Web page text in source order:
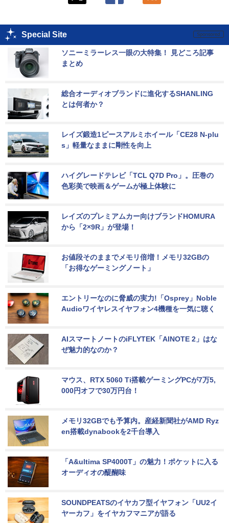
Special Site
ソニーミラーレス一眼の大特集！ 見どころ記事
まとめ
総合オーディオブランドに進化するSHANLING
とは何者か？
レイズ鍛造1ピースアルミホイール「CE28 N-plu
s」軽量なままに剛性を向上
ハイグレードテレビ「TCL Q7D Pro」。圧巻の
色彩美で映画＆ゲームが極上体験に
レイズのプレミアムカー向けブランドHOMURA
から「2×9R」が登場！
お値段そのままでメモリ倍増！メモリ32GBの
「お得なゲーミングノート」
エントリーなのに脅威の実力!「Osprey」Noble
Audioワイヤレスイヤフォン4機種を一気に聴く
AIスマートノートのiFLYTEK「AINOTE 2」はな
ぜ魅力的なのか？
マウス、RTX 5060 Ti搭載ゲーミングPCが7万5,
000円オフで30万円台！
メモリ32GBでも予算内。産経新聞社がAMD Ryz
en搭載dynabookを2千台導入
「A&ultima SP4000T」の魅力！ポケットに入る
オーディオの醍醐味
SOUNDPEATSのイヤカフ型イヤフォン「UU2イ
ヤーカフ」をイヤカフマニアが語る